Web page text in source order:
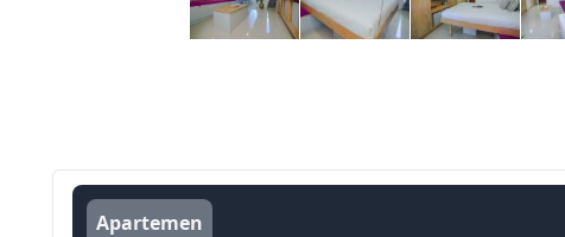
Apartemen